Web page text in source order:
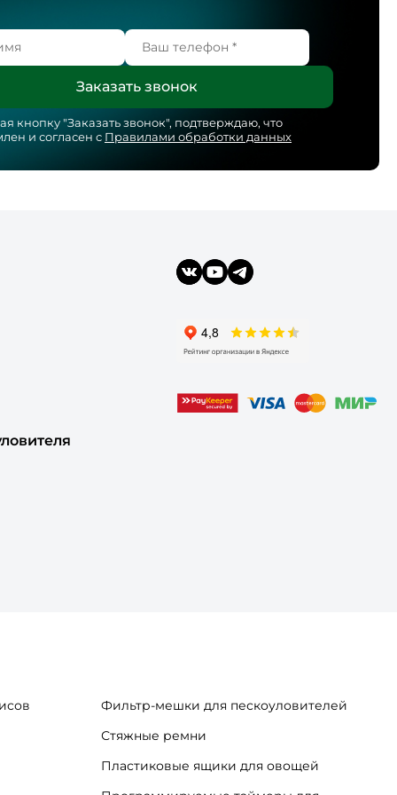
кнопку "Заказать звонок", подтверждаю, что
и согласен с Правилами обработки данных
Фильтр-мешки для пескоуловителей
Стяжные ремни
Пластиковые ящики для овощей